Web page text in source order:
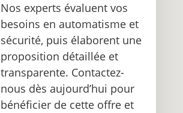
Nos experts évaluent vos
besoins en automatisme et
sécurité, puis élaborent une
proposition détaillée et
transparente. Contactez-
nous dès aujourd’hui pour
bénéficier de cette offre et